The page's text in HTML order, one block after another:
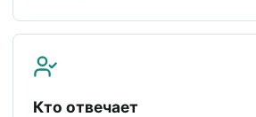
Кто отвечает